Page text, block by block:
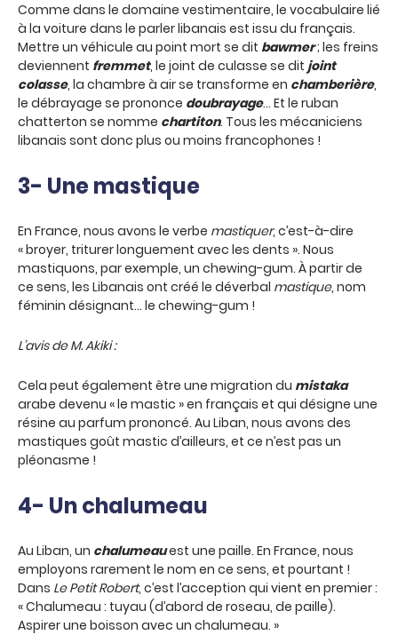
Comme dans le domaine vestimentaire, le vocabulaire lié
à la voiture dans le parler libanais est issu du français.
Mettre un véhicule au point mort se dit bawmer; les freins
deviennent fremmet, le joint de culasse se dit joint
colasse, la chambre à air se transforme en chamberière,
le débrayage se prononce doubrayage… Et le ruban
chatterton se nomme chartiton. Tous les mécaniciens
libanais sont donc plus ou moins francophones !
3- Une mastique
En France, nous avons le verbe mastiquer, c’est-à-dire
« broyer, triturer longuement avec les dents ». Nous
mastiquons, par exemple, un chewing-gum. À partir de
ce sens, les Libanais ont créé le déverbal mastique, nom
féminin désignant… le chewing-gum !
L’avis de M. Akiki :
Cela peut également être une migration du mistaka
arabe devenu « le mastic » en français et qui désigne une
résine au parfum prononcé. Au Liban, nous avons des
mastiques goût mastic d’ailleurs, et ce n’est pas un
pléonasme !
4- Un chalumeau
Au Liban, un chalumeauest une paille. En France, nous
employons rarement le nom en ce sens, et pourtant !
Dans Le Petit Robert, c’est l’acception qui vient en premier :
« Chalumeau : tuyau (d’abord de roseau, de paille).
Aspirer une boisson avec un chalumeau. »